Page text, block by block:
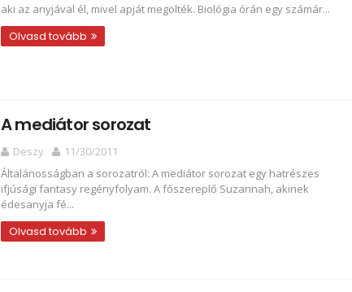
aki az anyjával él, mivel apját megölték. Biológia órán egy számár...
Olvasd tovább
A mediátor sorozat
Deszy
11/30/2011
Általánosságban a sorozatról: A mediátor sorozat egy hatrészes
ifjúsági fantasy regényfolyam. A főszereplő Suzannah, akinek
édesanyja fé...
Olvasd tovább